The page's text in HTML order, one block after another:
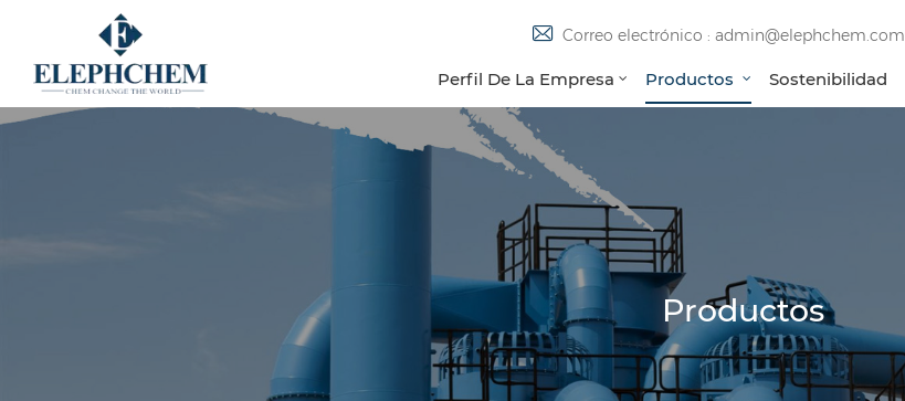
Correo electrónico : admin@elephchem.com
Perfil De La Empresa Productos Sostenibilidad
Productos